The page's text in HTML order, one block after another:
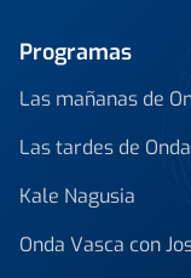
Programas
Las mañanas de
Las tardes de
Kale Nagusia
Onda Vasca con